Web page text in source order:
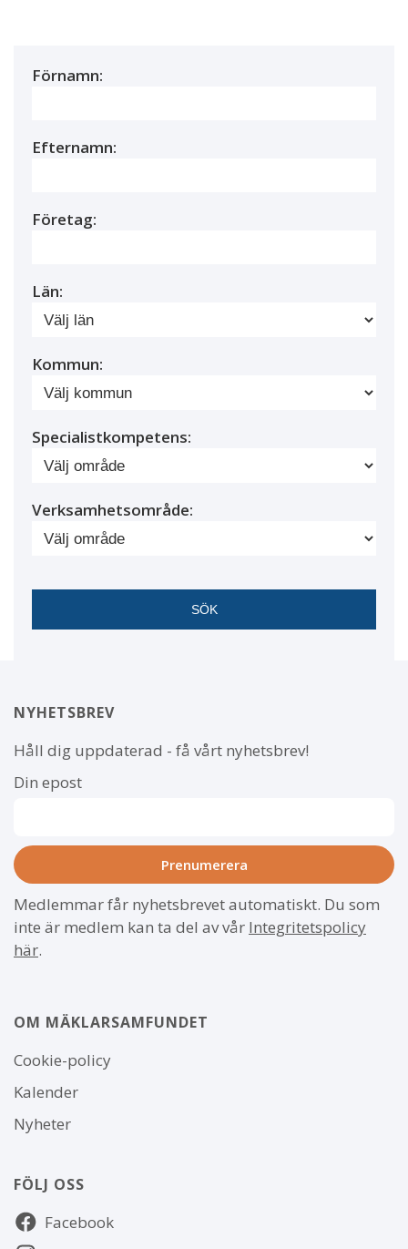
Förnamn:
Efternamn:
Företag:
Län:
Kommun:
Specialistkompetens:
Verksamhetsområde:
NYHETSBREV
Håll dig uppdaterad - få vårt nyhetsbrev!
Din epost
Medlemmar får nyhetsbrevet automatiskt. Du som
inte är medlem kan ta del av vår Integritetspolicy
här.
OM MÄKLARSAMFUNDET
Om
webbplatsen
Cookie-policy
Kalender
Nyheter
FÖLJ OSS
Följ
oss Facebook